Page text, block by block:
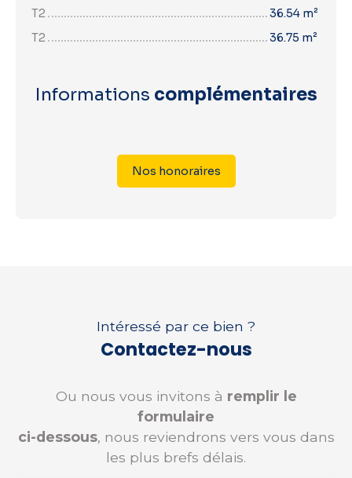
T2
36.54 m²
T2
36.75 m²
Informations complémentaires
Nos honoraires
Intéressé par ce bien ?
Contactez-nous
Ou nous vous invitons à remplir le
formulaire
ci-dessous, nous reviendrons vers vous dans
les plus brefs délais.